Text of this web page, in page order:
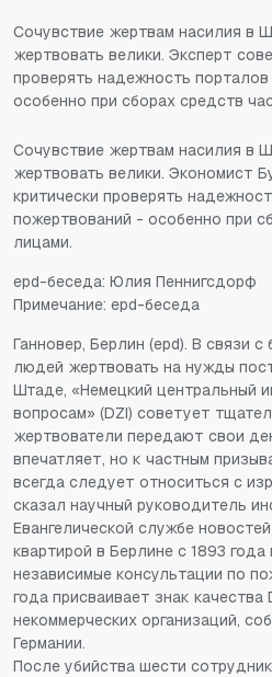
Сочувствие жертвам насилия в
жертвовать велики. Эксперт
проверять надежность
особенно при сборах средств
Сочувствие жертвам насилия в
жертвовать велики. Экономист
критически проверять
пожертвований - особенно при
лицами.
epd-беседа: Юлия Пеннигсдорф
Примечание: epd-беседа
Ганновер, Берлин (epd). В связи
людей жертвовать на нужды
Штаде, «Немецкий центральный
вопросам» (DZI) советует
жертвователи передают свои
впечатляет, но к частным
всегда следует относиться с
сказал научный руководитель
Евангелической службе
квартирой в Берлине с 1893
независимые консультации по
года присваивает знак
некоммерческих организаций,
Германии.
После убийства шести